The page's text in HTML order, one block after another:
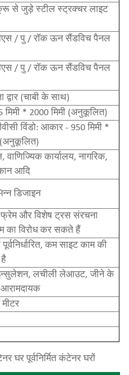
से जुड़े स्टील स्ट्रक्चर लाइट
/ पु / रॉक ऊन सैंडविच पैनल
/ पु / रॉक ऊन सैंडविच पैनल
द्वार (चाबी के साथ)
* 2000 मिमी (अनुकूलित)
विंडो: आकार - 950 मिमी *
(अनुकूलित)
वाणिज्यिक कार्यालय, नागरिक,
आदि
डिजाइन
और विशेष ट्रस संरचना
का विरोध कर सकते हैं
कम साइट काम की
इन्सुलेशन, लचीली लेआउट, जीने के
मीटर
घर पूर्वनिर्मित कंटेनर घरों